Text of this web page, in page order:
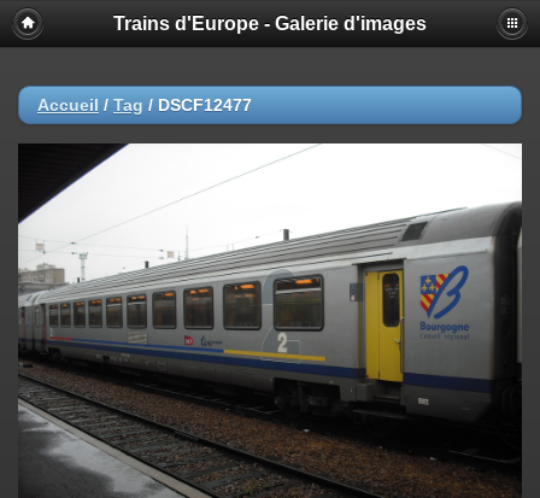
Trains d'Europe - Galerie d'images
Accueil / Tag / DSCF12477